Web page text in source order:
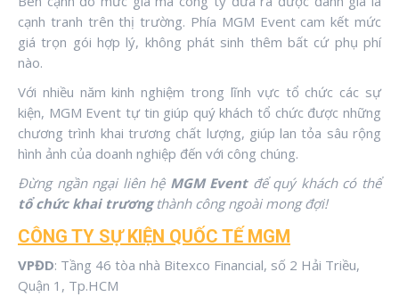
cạnh tranh trên thị trường. Phía MGM Event cam kết mức
giá trọn gói hợp lý, không phát sinh thêm bất cứ phụ phí
nào.
Với nhiều năm kinh nghiệm trong lĩnh vực tổ chức các sự
kiện, MGM Event tự tin giúp quý khách tổ chức được những
chương trình khai trương chất lượng, giúp lan tỏa sâu rộng
hình ảnh của doanh nghiệp đến với công chúng.
Đừng ngần ngại liên hệ MGM Eventđể quý khách có thể
tổ chức khai trươngthành công ngoài mong đợi!
CÔNG TY SỰ KIỆN QUỐC TẾ MGM
VPĐD: Tầng 46 tòa nhà Bitexco Financial, số 2 Hải Triều,
Quận 1, Tp.HCM